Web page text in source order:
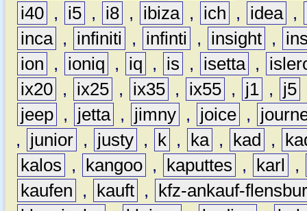
i40 , i5 , i8 , ibiza , ich , idea ,
inca , infiniti , infinti , insight ,
ion
, ioniq , iq , is , isetta ,
ix20 , ix25 , ix35 , ix55 , j1 , j5
jeep , jetta , jimny , joice ,
,
junior , justy , k , ka , kad ,
kalos
, kangoo , kaputtes , karl
,
kaufen
, kauft ,
kfz-ankauf-